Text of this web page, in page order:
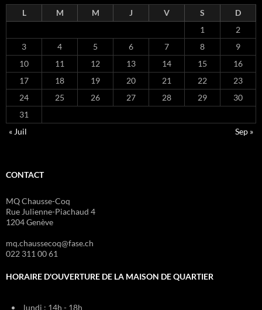
L M M J V S
D
1
2
3
4 5 6 7 8
9
10
11 12 13 14 15
16
17
18 19 20 21 22
23
24
25 26 27 28 29
30
31
« Juil
Sep »
CONTACT
MQ Chausse-Coq
Rue Julienne-Piachaud 4
1204 Genève
mq.chaussecoq@fase.ch
022 311 00 61
HORAIRE D'OUVERTURE DE LA MAISON DE QUARTIER
lundi : 14h - 18h